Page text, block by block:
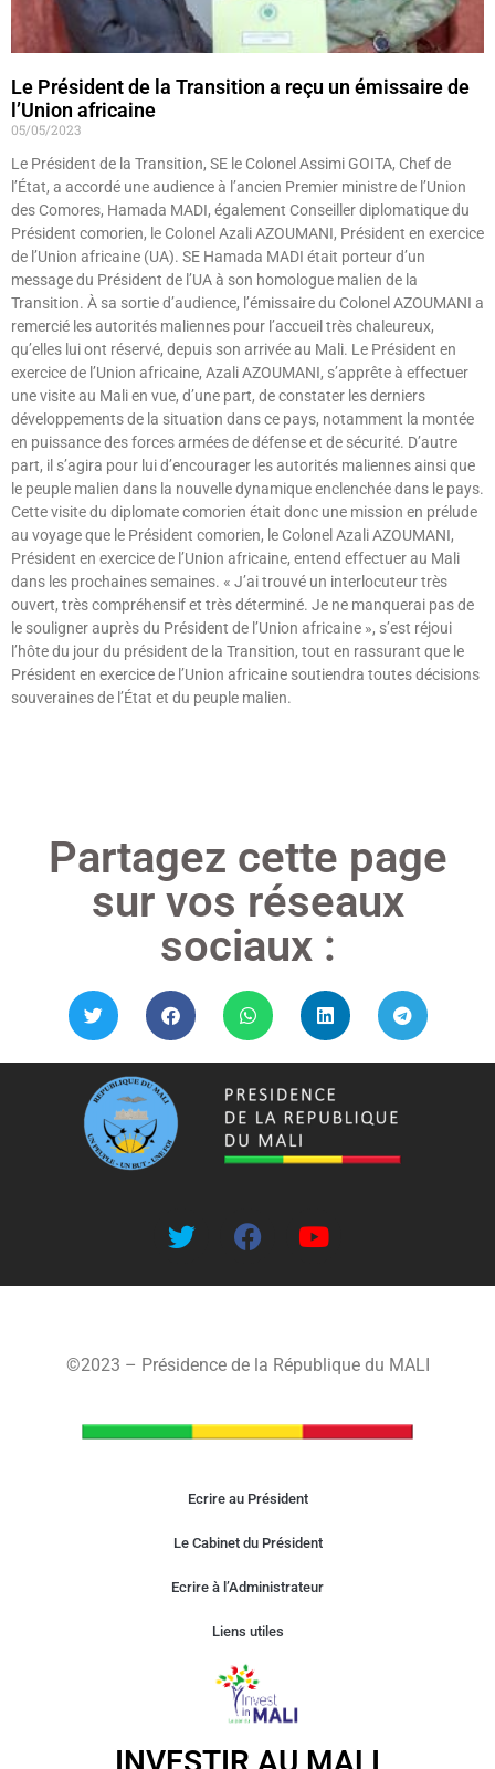
Le Président de la Transition a reçu un émissaire de
l’Union africaine
05/05/2023
Le Président de la Transition, SE le Colonel Assimi GOITA, Chef de
l’État, a accordé une audience à l’ancien Premier ministre de l’Union
des Comores, Hamada MADI, également Conseiller diplomatique du
Président comorien, le Colonel Azali AZOUMANI, Président en exercice
de l’Union africaine (UA). SE Hamada MADI était porteur d’un
message du Président de l’UA à son homologue malien de la
Transition. À sa sortie d’audience, l’émissaire du Colonel AZOUMANI a
remercié les autorités maliennes pour l’accueil très chaleureux,
qu’elles lui ont réservé, depuis son arrivée au Mali. Le Président en
exercice de l’Union africaine, Azali AZOUMANI, s’apprête à effectuer
une visite au Mali en vue, d’une part, de constater les derniers
développements de la situation dans ce pays, notamment la montée
en puissance des forces armées de défense et de sécurité. D’autre
part, il s’agira pour lui d’encourager les autorités maliennes ainsi que
le peuple malien dans la nouvelle dynamique enclenchée dans le pays.
Cette visite du diplomate comorien était donc une mission en prélude
au voyage que le Président comorien, le Colonel Azali AZOUMANI,
Président en exercice de l’Union africaine, entend effectuer au Mali
dans les prochaines semaines. « J’ai trouvé un interlocuteur très
ouvert, très compréhensif et très déterminé. Je ne manquerai pas de
le souligner auprès du Président de l’Union africaine », s’est réjoui
l’hôte du jour du président de la Transition, tout en rassurant que le
Président en exercice de l’Union africaine soutiendra toutes décisions
souveraines de l’État et du peuple malien.
Partagez cette page
sur vos réseaux
sociaux :
©2023 – Présidence de la République du MALI
Ecrire au Président
Le Cabinet du Président
Ecrire à l’Administrateur
Liens utiles
INVESTIR AU MALI